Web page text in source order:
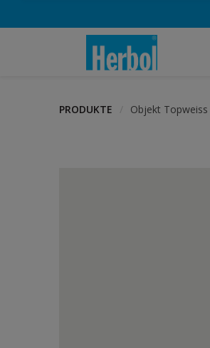
PRODUKTE Objekt Topweiss